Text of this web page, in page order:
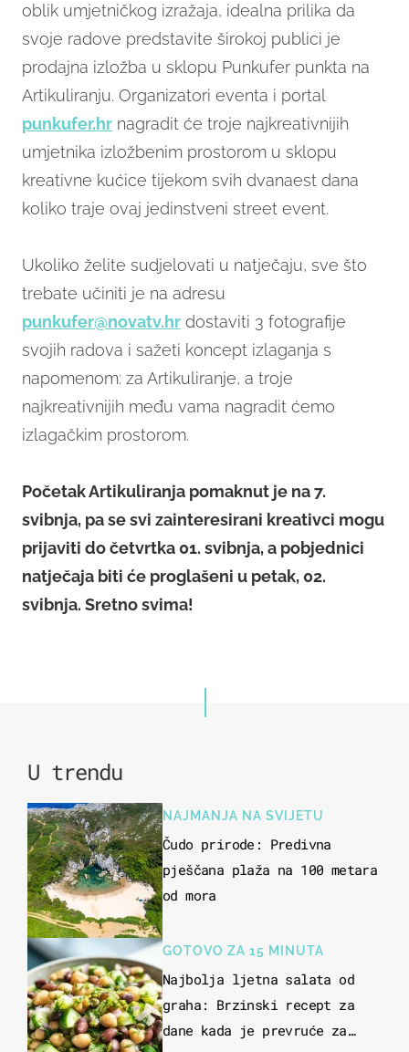
oblik umjetničkog izražaja, idealna prilika da
svoje radove predstavite širokoj publici je
prodajna izložba u sklopu Punkufer punkta na
Artikuliranju. Organizatori eventa i portal
punkufer.hr nagradit će troje najkreativnijih
umjetnika izložbenim prostorom u sklopu
kreativne kućice tijekom svih dvanaest dana
koliko traje ovaj jedinstveni street event.
Ukoliko želite sudjelovati u natječaju, sve što
trebate učiniti je na adresu
punkufer@novatv.hr dostaviti 3 fotografije
svojih radova i sažeti koncept izlaganja s
napomenom: za Artikuliranje, a troje
najkreativnijih među vama nagradit ćemo
izlagačkim prostorom.
Početak Artikuliranja pomaknut je na 7.
svibnja, pa se svi zainteresirani kreativci mogu
prijaviti do četvrtka 01. svibnja, a pobjednici
natječaja biti će proglašeni u petak, 02.
svibnja. Sretno svima!
U trendu
NAJMANJA NA SVIJETU
Čudo prirode: Predivna
pješčana plaža na 100 metara
od mora
GOTOVO ZA 15 MINUTA
Najbolja ljetna salata od
graha: Brzinski recept za
dane kada je prevruće za